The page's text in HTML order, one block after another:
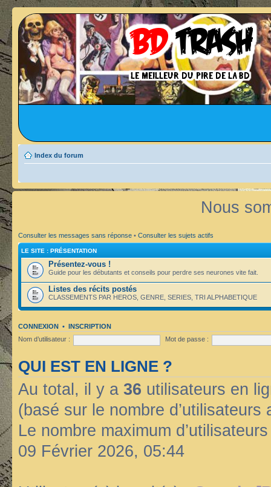
Index du forum
Nous
Consulter les messages sans réponse • Consulter les sujets actifs
LE SITE : PRÉSENTATION
Présentez-vous !
Guide pour les débutants et conseils pour perdre ses neurones vite fait.
Listes des récits postés
CLASSEMENTS PAR HEROS, GENRE, SERIES, TRI ALPHABETIQUE
CONNEXION • INSCRIPTION
Nom d’utilisateur :
Mot de passe :
QUI EST EN LIGNE ?
Au total, il y a 36 utilisateurs en
(basé sur le nombre
Le nombre maximum
09 Février 2026, 05:44